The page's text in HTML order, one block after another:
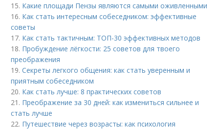
15. Какие площади Пензы являются самыми оживленными
16. Как стать интересным собеседником: эффективные
советы
17. Как стать тактичным: ТОП-30 эффективных методов
18. Пробуждение лёгкости: 25 советов для твоего
преображения
19.Секреты легкого общения: как стать уверенным и
приятным собеседником
20. Как стать лучше: 8 практических советов
21. Преображение за 30 дней: как измениться сильнее и
стать лучше
22. Путешествие через возрасты: как психология